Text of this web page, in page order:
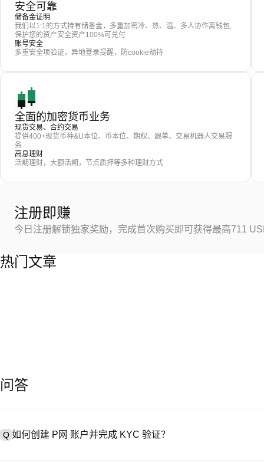
安全可靠
储备金证明
我们以1:1的方式持有储备金，多重加密冷、热、温、多人协作离钱包,
保护您的资产安全资产100%可兑付
账号安全
多重安全项验证，异地登录提醒，防cookie劫持
全面的加密货币业务
现货交易、合约交易
提供400+现货币种&U本位、币本位、期权、跟单、交易机器人交易服
务
高息理财
活期理财，大额活期，节点质押等多种理财方式
注册即赚
今日注册解锁独家奖励，完成首次购买即可获得最高711
热门文章
问答
Q 如何创建 P网 账户并完成 KYC 验证？